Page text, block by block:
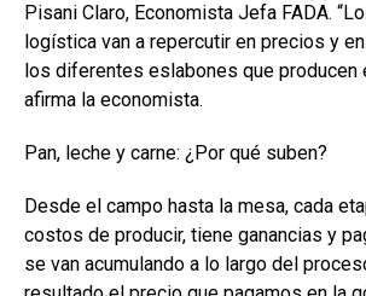
Pisani Claro, Economista Jefa FADA.
logística van a repercutir en precios y
los diferentes eslabones que producen
afirma la economista.
Pan, leche y carne: ¿Por qué suben?
Desde el campo hasta la mesa, cada
costos de producir, tiene ganancias y
se van acumulando a lo largo del